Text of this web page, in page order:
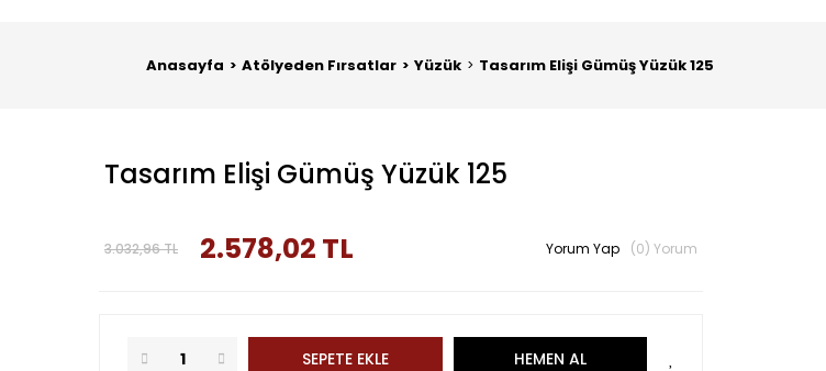
Anasayfa Atölyeden Fırsatlar Yüzük Tasarım Elişi Gümüş Yüzük 125
Tasarım Elişi Gümüş Yüzük 125
3.032,96 TL 2.578,02 TL Yorum Yap (0) Yorum
SEPETE EKLE HEMEN AL